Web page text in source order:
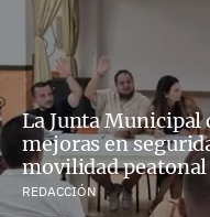
La Junta Municipal
mejoras en
movilidad peatonal
REDACCIÓN